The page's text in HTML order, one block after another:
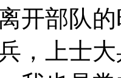
开部队
，上士